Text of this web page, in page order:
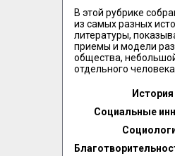
В этой рубрике
из самых разных
литературы,
приемы и модели
общества,
отдельного человека.
История
Социальные